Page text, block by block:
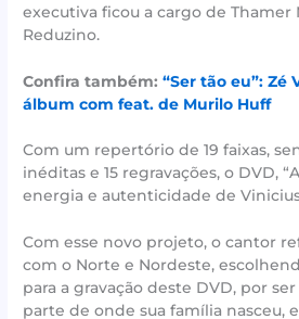
executiva ficou a cargo de Thamer
Reduzino.
Confira também: “Ser tão eu”: Zé
álbum com feat. de Murilo Huff
Com um repertório de 19 faixas,
inéditas e 15 regravações, o DVD,
energia e autenticidade de
Com esse novo projeto, o cantor
com o Norte e Nordeste,
para a gravação deste DVD, por
parte de onde sua família nasceu,